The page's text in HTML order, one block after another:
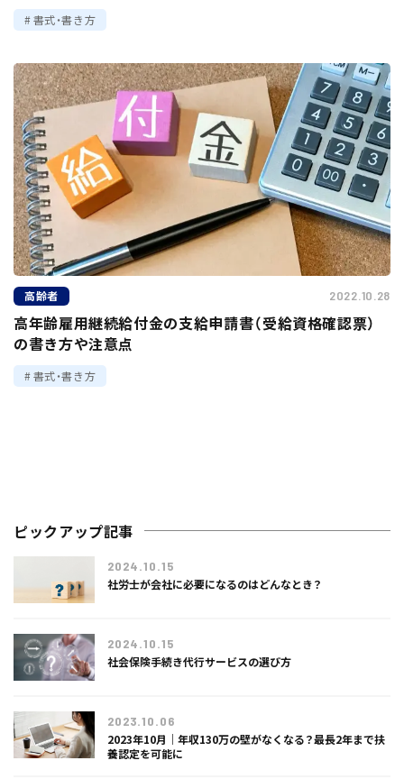
書式・書き方
高齢者 2022.10.28
高年齢雇用継続給付金の支給申請書（受給資格確認票）
の書き方や注意点
書式・書き方
ピックアップ記事
2024.10.15
社労士が会社に必要になるのはどんなとき？
2024.10.15
社会保険手続き代行サービスの選び方
2023.10.06
2023年10月｜年収130万の壁がなくなる？最長2年まで扶
養認定を可能に